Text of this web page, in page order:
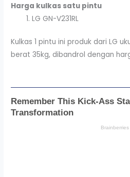
Harga kulkas satu pintu
LG GN-V231RL
Kulkas 1 pintu ini produk dari LG
berat 35kg, dibandrol dengan